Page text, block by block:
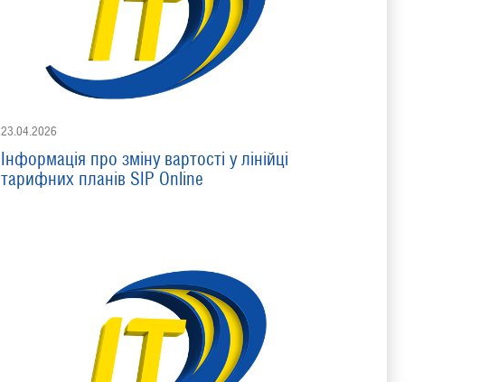
23.04.2026
Інформація про зміну вартості у лінійці
тарифних планів SIP Online